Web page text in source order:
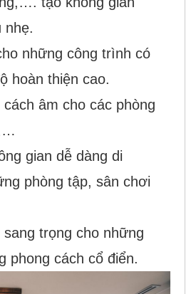
nhẹ.
những công trình có
hoàn thiện cao.
âm cho các phòng
gian dễ dàng di
phòng tập, sân chơi
trọng cho những
phong cách cổ điển.